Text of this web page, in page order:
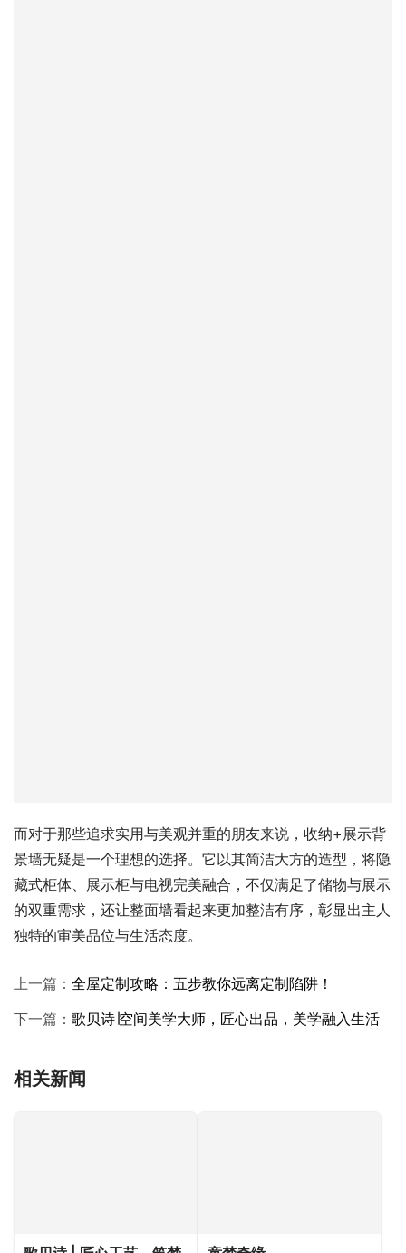
而对于那些追求实用与美观并重的朋友来说，收纳+展示背
景墙无疑是一个理想的选择。它以其简洁大方的造型，将隐
藏式柜体、展示柜与电视完美融合，不仅满足了储物与展示
的双重需求，还让整面墙看起来更加整洁有序，彰显出主人
相关新闻